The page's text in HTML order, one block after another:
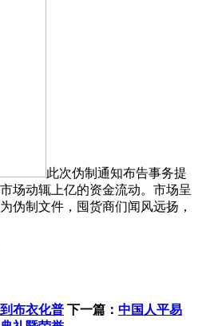
此次伪制通知布告事务提
场动辄上亿的资金流动。市场呈
伪制文件，囤货商们闻风远扬，
布衣化普 下一篇： 中国人平易